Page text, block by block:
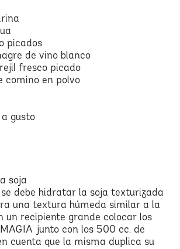
picados
de vino blanco
fresco picado
comino en polvo
gusto
soja
debe hidratar la soja texturizada
una textura húmeda similar a la
un recipiente grande colocar los
junto con los 500 cc. de
cuenta que la misma duplica su